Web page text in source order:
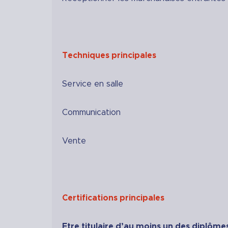
Techniques principales
Service en salle
Communication
Vente
Certifications principales